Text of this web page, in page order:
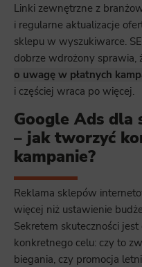
Linki zewnętrzne z
i regularne aktualizacje
sklepu w wyszukiwarce.
dobrze wdrożony sprawia,
o uwagę w płatnych
i częściej wraca po więcej.
Google Ads dla
– jak tworzyć
kampanie?
Reklama sklepów
więcej niż ustawienie
Sekretem skuteczności
konkretnego celu: czy to
biegania, czy promocja